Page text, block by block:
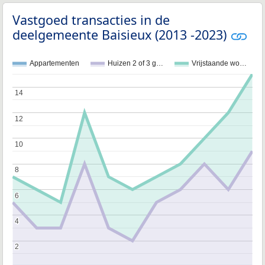
Vastgoed transacties in de
deelgemeente Baisieux (2013 -2023)
Appartementen Huizen 2 of 3 g… Vrijstaande wo…
2
2
4
4
6
6
8
8
10
10
12
12
14
14